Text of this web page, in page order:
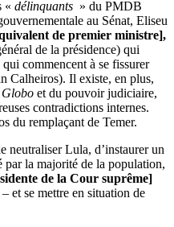
« délinquants » du PMDB
au Sénat, Eliseu
de premier ministre],
de la présidence) qui
commencent à se fissurer
Calheiros). Il existe, en plus,
Globo et du pouvoir judiciaire,
contradictions internes.
du remplaçant de Temer.
neutraliser Lula, d’instaurer un
par la majorité de la population,
de la Cour suprême]
et se mettre en situation de